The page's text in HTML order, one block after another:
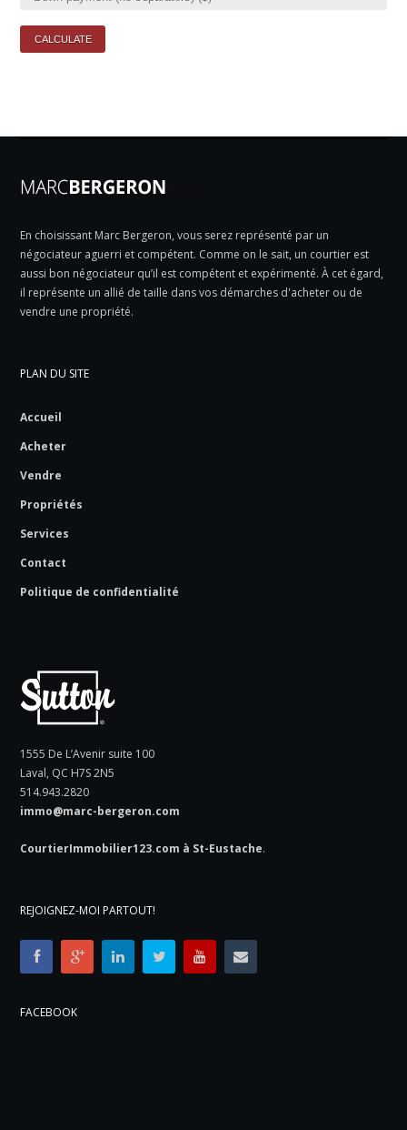
En choisissant Marc Bergeron, vous serez représenté par un
négociateur aguerri et compétent. Comme on le sait, un courtier est
aussi bon négociateur qu’il est compétent et expérimenté. À cet égard,
il représente un allié de taille dans vos démarches d'acheter ou de
vendre une propriété.
PLAN DU SITE
Accueil
Acheter
Vendre
Propriétés
Services
Contact
Politique de confidentialité
1555 De L’Avenir suite 100
Laval, QC H7S 2N5
514.943.2820
immo@marc-bergeron.com
CourtierImmobilier123.com à St-Eustache.
REJOIGNEZ-MOI PARTOUT!
FACEBOOK